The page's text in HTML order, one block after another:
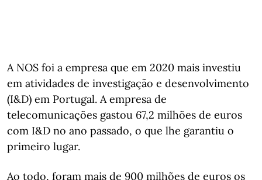
A NOS foi a empresa que em 2020 mais investiu
em atividades de investigação e desenvolvimento
(I&D) em Portugal. A empresa de
telecomunicações gastou 67,2 milhões de euros
com I&D no ano passado, o que lhe garantiu o
primeiro lugar.
Ao todo, foram mais de 900 milhões de euros os